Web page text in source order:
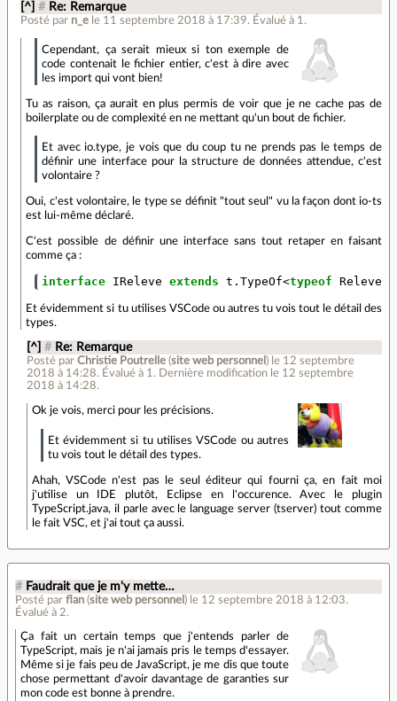
[^] # Re: Remarque
Posté par n_e le 11 septembre 2018 à 17:39. Évalué à 1 .
Cependant, ça serait mieux si ton exemple de
code contenait le fichier entier, c'est à dire avec
les import qui vont bien!
Tu as raison, ça aurait en plus permis de voir que je ne cache pas de
boilerplate ou de complexité en ne mettant qu'un bout de fichier.
Et avec io.type, je vois que du coup tu ne prends pas le temps de
définir une interface pour la structure de données attendue, c'est
volontaire ?
Oui, c'est volontaire, le type se définit "tout seul" vu la façon dont io-ts
est lui-même déclaré.
C'est possible de définir une interface sans tout retaper en faisant
comme ça :
interface IReleve extends t .TypeOf<typeof Releve
Et évidemment si tu utilises VSCode ou autres tu vois tout le détail des
types.
[^] # Re: Remarque
Posté par Christie Poutrelle(site web personnel ) le 12 septembre
2018 à 14:28. Évalué à 1 . Dernière modification le 12 septembre
2018 à 14:28.
Ok je vois, merci pour les précisions.
Et évidemment si tu utilises VSCode ou autres
tu vois tout le détail des types.
Ahah, VSCode n'est pas le seul éditeur qui fourni ça, en fait moi
j'utilise un IDE plutôt, Eclipse en l'occurence. Avec le plugin
TypeScript.java, il parle avec le language server (tserver) tout comme
le fait VSC, et j'ai tout ça aussi.
# Faudrait que je m'y mette…
Posté par flan (site web personnel ) le 12 septembre 2018 à 12:03.
Évalué à 2.
Ça fait un certain temps que j'entends parler de
TypeScript, mais je n'ai jamais pris le temps d'essayer.
Même si je fais peu de JavaScript, je me dis que toute
chose permettant d'avoir davantage de garanties sur
mon code est bonne à prendre.